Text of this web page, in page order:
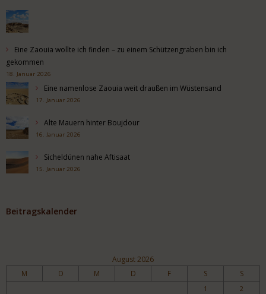
Eine Zaouia wollte ich finden – zu einem Schützengraben bin ich
gekommen
18. Januar 2026
Eine namenlose Zaouia weit draußen im Wüstensand
17. Januar 2026
Alte Mauern hinter Boujdour
16. Januar 2026
Sicheldünen nahe Aftisaat
15. Januar 2026
Beitragskalender
August 2026
M D M D F S S
1
2